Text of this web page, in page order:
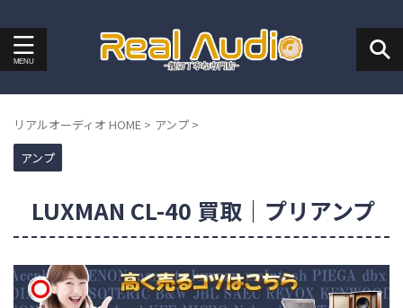
リアルオーディオ HOME > アンプ >
アンプ
LUXMAN CL-40 買取｜プリアンプ